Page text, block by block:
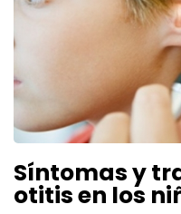
Síntomas y
otitis en los